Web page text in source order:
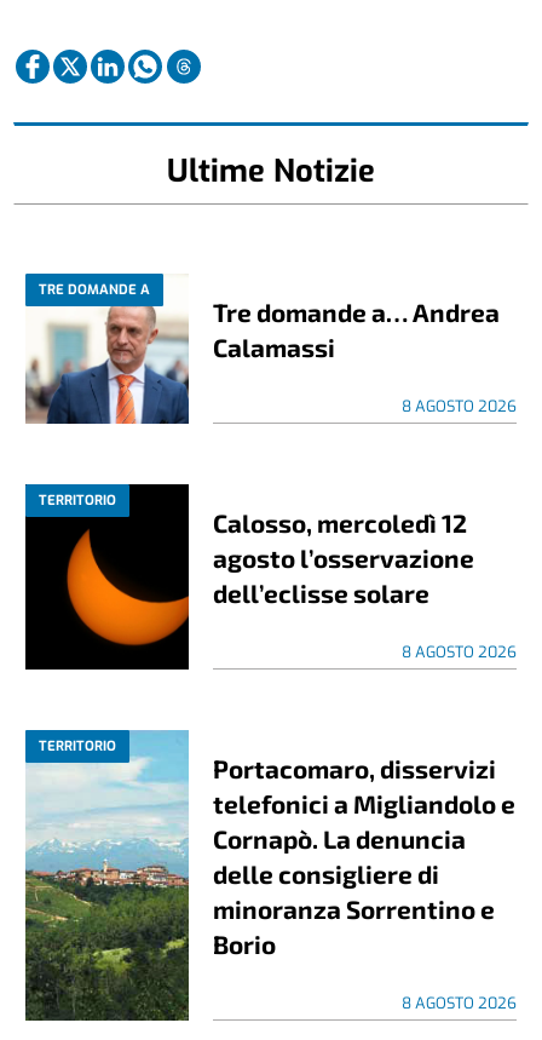
Ultime Notizie
TRE DOMANDE A
Tre domande a… Andrea
Calamassi
8 AGOSTO 2026
TERRITORIO
Calosso, mercoledì 12
agosto l’osservazione
dell’eclisse solare
8 AGOSTO 2026
TERRITORIO
Portacomaro, disservizi
telefonici a Migliandolo e
Cornapò. La denuncia
delle consigliere di
minoranza Sorrentino e
Borio
8 AGOSTO 2026